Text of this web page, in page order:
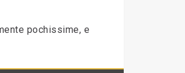
pochissime, e